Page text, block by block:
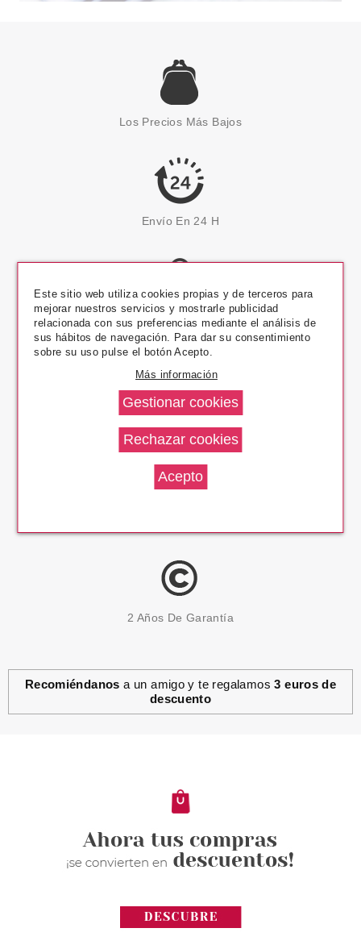
Los Precios Más Bajos
Envío En 24 H
Pago Seguro
14 Días Devolución
2 Años De Garantía
Recomiéndanos a un amigo y te regalamos3 euros de
descuento
Este sitio web utiliza cookies propias y de terceros para
mejorar nuestros servicios y mostrarle publicidad
relacionada con sus preferencias mediante el análisis de
sus hábitos de navegación. Para dar su consentimiento
sobre su uso pulse el botón Acepto.
Más información